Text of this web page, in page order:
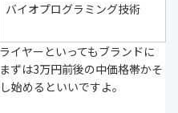
バイオプログラミング技術
イヤーといってもブランドに
ずは3万円前後の中価格帯かそ
始めるといいですよ。